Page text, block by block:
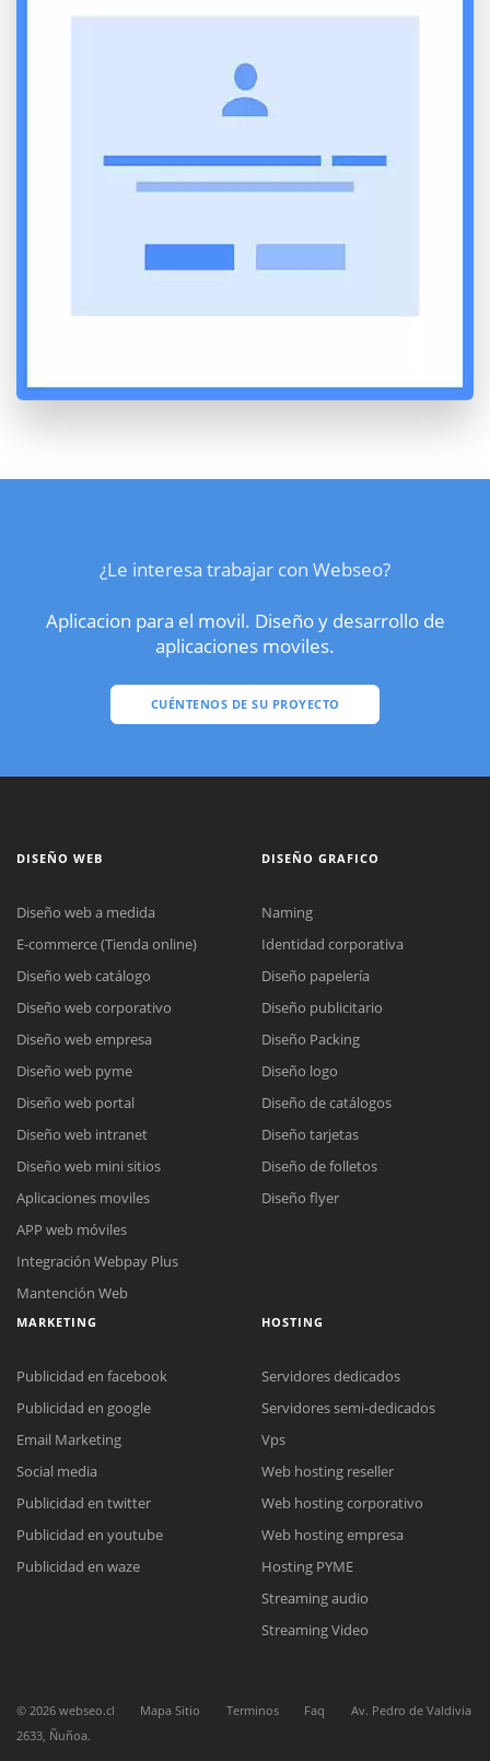
¿Le interesa trabajar con Webseo?
Aplicacion para el movil. Diseño y desarrollo de
aplicaciones moviles.
CUÉNTENOS DE SU PROYECTO
Reunión online
Nuestros ejecutivos le enviarán un correo electrónico con el enlace a
Meet para la reunión online.
Cotización
Complete el formulario y nos contactaremos a la brevedad.
Chat Online
Todos nuestros ejecutivos están fuera de línea. Complete el formulario
para enviarnos un correo electrónico con sus datos personales.
DISEÑO WEB
Diseño web a medida
E-commerce (Tienda online)
Diseño web catálogo
Diseño web corporativo
Diseño web empresa
Diseño web pyme
Diseño web portal
Diseño web intranet
Diseño web mini sitios
Aplicaciones moviles
APP web móviles
Integración Webpay Plus
Mantención Web
DISEÑO GRAFICO
Naming
Identidad corporativa
Diseño papelería
Diseño publicitario
Diseño Packing
Diseño logo
Diseño de catálogos
Diseño tarjetas
Diseño de folletos
Diseño flyer
MARKETING
Publicidad en facebook
Publicidad en google
Email Marketing
Social media
Publicidad en twitter
Publicidad en youtube
Publicidad en waze
HOSTING
Servidores dedicados
Servidores semi-dedicados
Vps
Web hosting reseller
Web hosting corporativo
Web hosting empresa
Hosting PYME
Streaming audio
Streaming Video
© 2026 webseo.cl Mapa Sitio Terminos Faq
Av. Pedro de Valdivia
2633, Ñuñoa.